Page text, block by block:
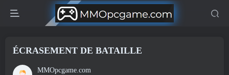
ÉCRASEMENT DE BATAILLE
MMOpcgame.com